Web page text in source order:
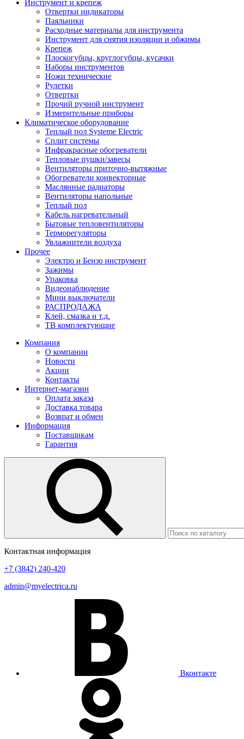
Инструмент и крепеж
Отвертки индикаторы
Паяльники
Расходные материалы для инструмента
Инструмент для снятия изоляции и обжимы
Крепеж
Плоскогубцы, круглогубцы, кусачки
Наборы инструментов
Ножи технические
Рулетки
Отвертки
Прочий ручной инструмент
Измерительные приборы
Климатическое оборудование
Теплый пол Systeme Electric
Сплит системы
Инфракрасные обогреватели
Тепловые пушки/завесы
Вентиляторы приточно-вытяжные
Обогреватели конвекторные
Маслянные радиаторы
Вентиляторы напольные
Теплый пол
Кабель нагревательный
Бытовые тепловентиляторы
Терморегуляторы
Увлажнители воздуха
Прочее
Электро и Бензо инструмент
Зажимы
Упаковка
Видеонаблюдение
Мини выключатели
РАСПРОДАЖА
Клей, смазка и т.д.
ТВ комплектующие
Компания
О компании
Новости
Акции
Контакты
Интернет-магазин
Оплата заказа
Доставка товара
Возврат и обмен
Информация
Поставщикам
Гарантия
Контактная информация
+7 (3842) 240-420
admin@myelectrica.ru
Вконтакте